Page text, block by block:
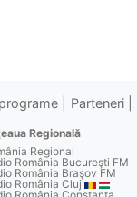
Parteneri
Regională
Regional
România Bucureşti FM
România Braşov FM
România Cluj